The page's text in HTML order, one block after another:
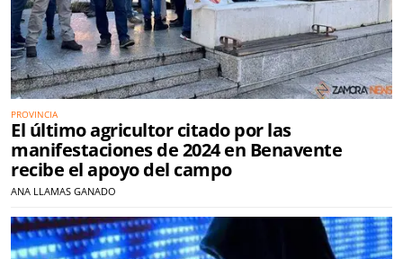
PROVINCIA
El último agricultor citado por las
manifestaciones de 2024 en Benavente
recibe el apoyo del campo
ANA LLAMAS GANADO